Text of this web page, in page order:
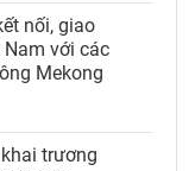
nối, giao
với các
Mekong
trương